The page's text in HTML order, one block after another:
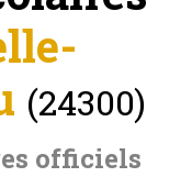
(24300)
officiels